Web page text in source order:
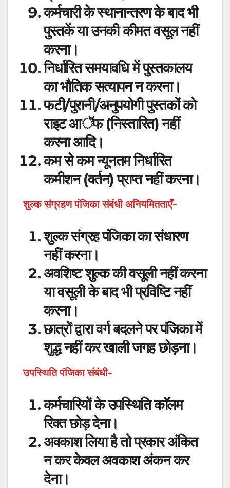
कर्मचारी के स्थानान्तरण के बाद भी
पुस्तकें या उनकी कीमत वसूल नहीं
करना।
निर्धारित समयावधि में पुस्तकालय
का भौतिक सत्यापन न करना।
फटी/पुरानी/अनुपयोगी पुस्तकों को
राइट आॅफ (निस्तारित) नहीं
करना आदि।
कम से कम न्यूनतम निर्धारित
कमीशन (वर्तन) प्राप्त नहीं करना।
शुल्क संग्रहण पंजिका संबंधी अनियमितताएँ-
शुल्क संग्रह पंजिका का संधारण
नहीं करना।
अवशिष्ट शुल्क की वसूली नहीं करना
या वसूली के बाद भी प्रविष्टि नहीं
करना।
छात्रों द्वारा वर्ग बदलने पर पंजिका में
शुद्ध नहीं कर खाली जगह छोड़ना।
उपस्थिति पंजिका संबंधी-
कर्मचारियों के उपस्थिति काॅलम
रिक्त छोड़ देना।
अवकाश लिया है तो प्रकार अंकित
न कर केवल अवकाश अंकन कर
देना।